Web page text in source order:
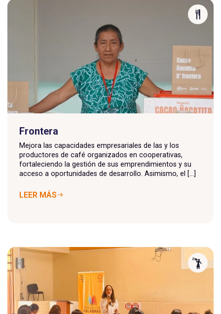
Frontera
Mejora las capacidades empresariales de las y los
productores de café organizados en cooperativas,
fortaleciendo la gestión de sus emprendimientos y su
acceso a oportunidades de desarrollo. Asimismo, el [...]
LEER MÁS